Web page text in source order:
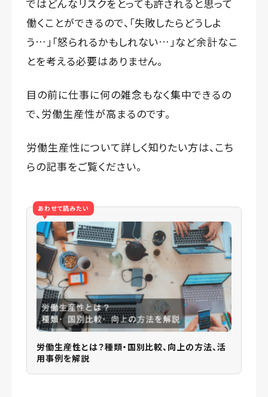
ではどんなリスクをとっても許されると思って
働くことができるので、「失敗したらどうしよ
う…」「怒られるかもしれない…」など余計なこ
とを考える必要はありません。
目の前に仕事に何の雑念もなく集中できるの
で、労働生産性が高まるのです。
労働生産性について詳しく知りたい方は、こち
らの記事をご覧ください。
あわせて読みたい
労働生産性とは？種類・国別比較、向上の方法、活
用事例を解説